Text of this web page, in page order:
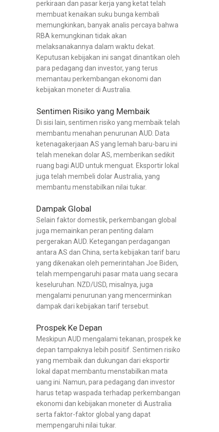
perkiraan dan pasar kerja yang ketat telah
membuat kenaikan suku bunga kembali
memungkinkan, banyak analis percaya bahwa
RBA kemungkinan tidak akan
melaksanakannya dalam waktu dekat.
Keputusan kebijakan ini sangat dinantikan oleh
para pedagang dan investor, yang terus
memantau perkembangan ekonomi dan
kebijakan moneter di Australia.
Sentimen Risiko yang Membaik
Di sisi lain, sentimen risiko yang membaik telah
membantu menahan penurunan AUD. Data
ketenagakerjaan AS yang lemah baru-baru ini
telah menekan dolar AS, memberikan sedikit
ruang bagi AUD untuk menguat. Eksportir lokal
juga telah membeli dolar Australia, yang
membantu menstabilkan nilai tukar.
Dampak Global
Selain faktor domestik, perkembangan global
juga memainkan peran penting dalam
pergerakan AUD. Ketegangan perdagangan
antara AS dan China, serta kebijakan tarif baru
yang dikenakan oleh pemerintahan Joe Biden,
telah mempengaruhi pasar mata uang secara
keseluruhan. NZD/USD, misalnya, juga
mengalami penurunan yang mencerminkan
dampak dari kebijakan tarif tersebut.
Prospek Ke Depan
Meskipun AUD mengalami tekanan, prospek ke
depan tampaknya lebih positif. Sentimen risiko
yang membaik dan dukungan dari eksportir
lokal dapat membantu menstabilkan mata
uang ini. Namun, para pedagang dan investor
harus tetap waspada terhadap perkembangan
ekonomi dan kebijakan moneter di Australia
serta faktor-faktor global yang dapat
mempengaruhi nilai tukar.